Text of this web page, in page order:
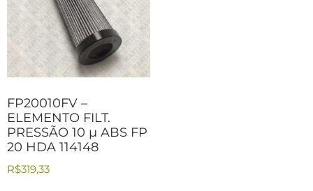
FP20010FV –
ELEMENTO FILT.
PRESSÃO 10 µ ABS FP
20 HDA 114148
R$319,33